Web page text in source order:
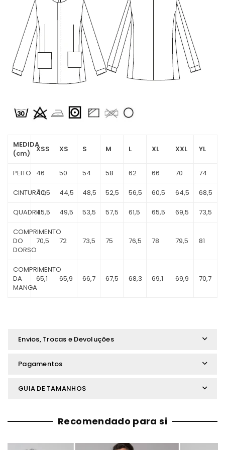
MEDIDA
(cm)
XSS XS S M L XL XXL YL
PEITO 46 50 54 58 62 66 70 74
CINTURÃO
40,5 44,5 48,5 52,5 56,5 60,5 64,5 68,5
QUADRIL45,5 49,5 53,5 57,5 61,5 65,5 69,5 73,5
COMPRIMENTO
DO
DORSO
70,5 72 73,5 75 76,5 78 79,5 81
COMPRIMENTO
DA
MANGA
65,1 65,9 66,7 67,5 68,3 69,1 69,9 70,7
Envios, Trocas e Devoluções
Pagamentos
GUIA DE TAMANHOS
Recomendado para si